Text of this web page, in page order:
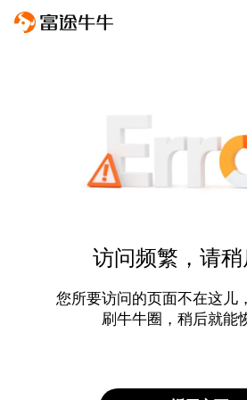
访问频繁，请
您所要访问的页面不在这儿
刷牛牛圈，稍后就能